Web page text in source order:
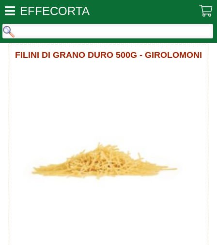
EFFECORTA
FILINI DI GRANO DURO 500G - GIROLOMONI